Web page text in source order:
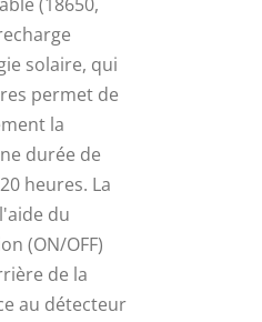
solaire, qui
permet de
la
durée de
heures. La
du
(ON/OFF)
de la
au détecteur